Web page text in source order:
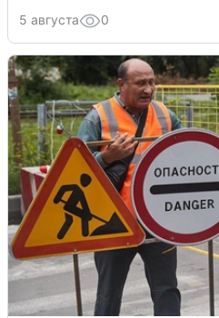
5 августа 0